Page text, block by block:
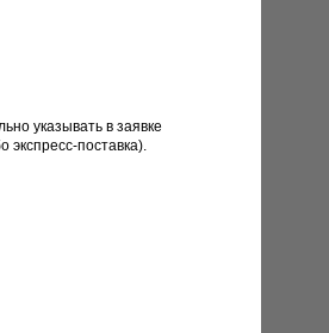
указывать в заявке
экспресс-поставка).